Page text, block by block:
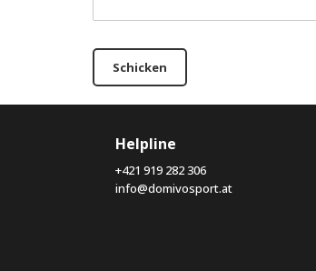
Schicken
Helpline
+421 919 282 306
info@domivosport.at